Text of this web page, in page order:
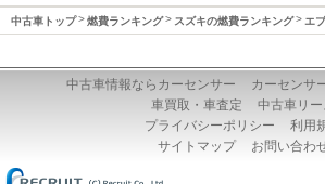
中古車トップ 燃費ランキング スズキの燃費ランキング エ
中古車情報ならカーセンサー
カーセンサ
車買取・車査定
中古車リー
プライバシーポリシー
利用
サイトマップ
お問い合わ